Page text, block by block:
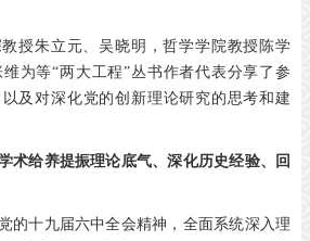
授朱立元、吴晓明，哲学学院教授陈学
为等“两大工程”丛书作者代表分享了参
及对深化党的创新理论研究的思考和建
术给养提振理论底气、深化历史经验、回
的十九届六中全会精神，全面系统深入理